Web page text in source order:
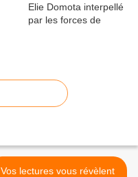
Vos lectures vous révèlent